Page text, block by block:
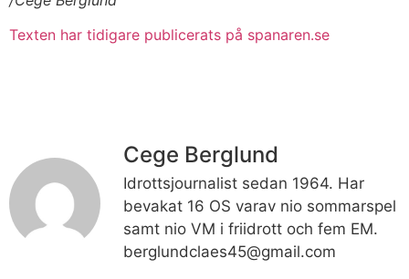
Texten har tidigare publicerats på spanaren.se
Cege Berglund
Idrottsjournalist sedan 1964. Har
bevakat 16 OS varav nio sommarspel
samt nio VM i friidrott och fem EM.
berglundclaes45@gmail.com